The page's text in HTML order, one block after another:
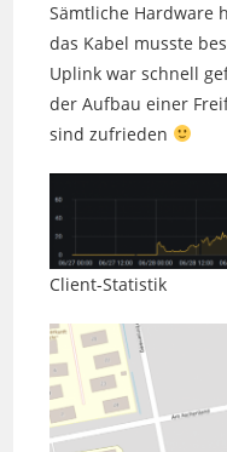
Sämtliche Hardware
das Kabel musste
Uplink war schnell
der Aufbau einer
sind zufrieden
Client-Statistik